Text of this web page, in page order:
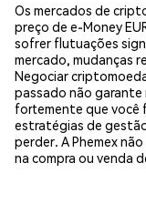
Os mercados de
preço de e-Money
sofrer flutuações
mercado, mudanças
Negociar
passado não
fortemente que você
estratégias de
perder. A Phemex
na compra ou venda